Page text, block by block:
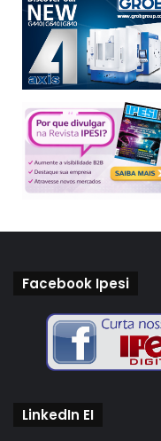
Facebook Ipesi
LinkedIn EI